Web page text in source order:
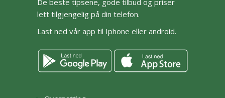
De beste tipsene, gode tilbud og priser
lett tilgjengelig på din telefon.
Last ned vår app til Iphone eller android.